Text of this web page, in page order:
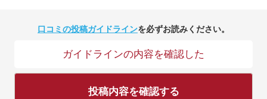
口コミの投稿ガイドラインを必ずお読みください。
ガイドラインの内容を確認した
投稿内容を確認する